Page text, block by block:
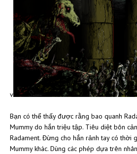
v
Bạn có thể thấy được rằng bao quanh
Mummy do hắn triệu tập. Tiêu diệt bôn
Radament. Đừng cho hắn rảnh tay có thời
Mummy khác. Dùng các phép dựa trên